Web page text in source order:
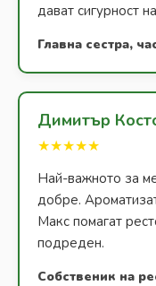
дават сигурност
Главна сестра,
Димитър
★★★★★
Най-важното за
добре.
Макс помагат
подреден.
Собственик на